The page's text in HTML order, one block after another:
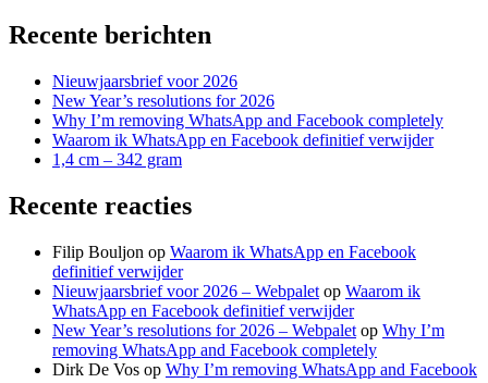
Recente berichten
Nieuwjaarsbrief voor 2026
New Year’s resolutions for 2026
Why I’m removing WhatsApp and Facebook completely
Waarom ik WhatsApp en Facebook definitief verwijder
1,4 cm – 342 gram
Recente reacties
Filip Bouljon op Waarom ik WhatsApp en Facebook
definitief verwijder
Nieuwjaarsbrief voor 2026 – Webpalet op Waarom ik
WhatsApp en Facebook definitief verwijder
New Year’s resolutions for 2026 – Webpalet op Why I’m
removing WhatsApp and Facebook completely
Dirk De Vos op Why I’m removing WhatsApp and Facebook